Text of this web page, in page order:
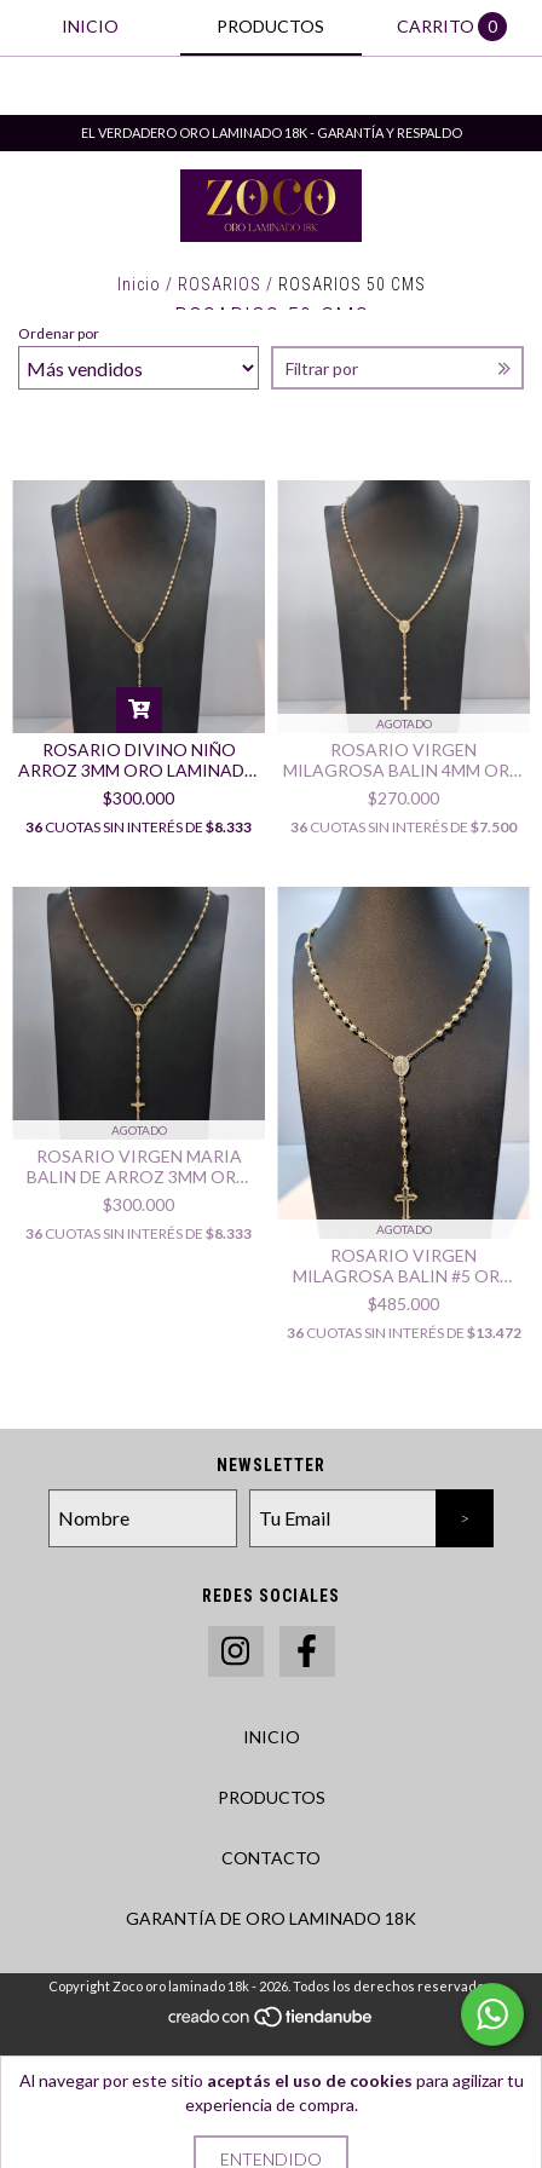
INICIO PRODUCTOS CARRITO 0
EL VERDADERO ORO LAMINADO 18K - GARANTÍA Y RESPALDO
Al navegar por este sitio aceptás el uso de cookies para agilizar tu
experiencia de compra.
ENTENDIDO
Inicio / ROSARIOS / ROSARIOS 50 CMS
ROSARIOS 50 CMS
Ordenar por
Filtrar por
ROSARIO DIVINO NIÑO
ARROZ 3MM ORO LAMINADO
18K
$300.000
36CUOTAS SIN INTERÉS DE $8.333
AGOTADO
ROSARIO VIRGEN
MILAGROSA BALIN 4MM ORO
LAMINADO 18K
$270.000
36 CUOTAS SIN INTERÉS DE $7.500
AGOTADO
ROSARIO VIRGEN MARIA
BALIN DE ARROZ 3MM ORO
LAMINADO 18K
$300.000
36 CUOTAS SIN INTERÉS DE $8.333 AGOTADO
ROSARIO VIRGEN
MILAGROSA BALIN #5 ORO
LAMINADO 18K
$485.000
36CUOTAS SIN INTERÉS DE $13.472
NEWSLETTER
REDES SOCIALES
INICIO
PRODUCTOS
CONTACTO
GARANTÍA DE ORO LAMINADO 18K
Copyright Zoco oro laminado 18k - 2026. Todos los derechos reservados.